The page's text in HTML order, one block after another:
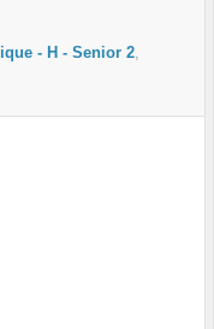
- H - Senior 2